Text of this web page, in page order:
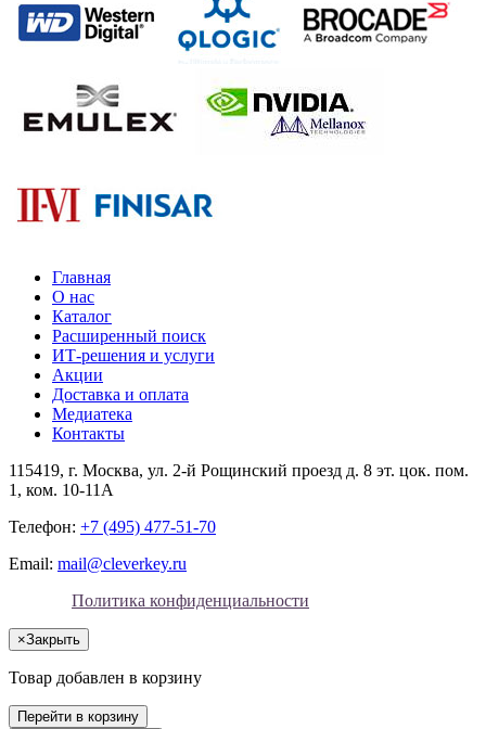
Главная
О нас
Каталог
Расширенный поиск
ИТ-решения и услуги
Акции
Доставка и оплата
Медиатека
Контакты
115419, г. Москва, ул. 2-й Рощинский проезд д. 8 эт. цок. пом.
1, ком. 10-11А
Телефон: +7 (495) 477-51-70
Email: mail@cleverkey.ru
Политика конфиденциальности
×Закрыть
Товар добавлен в корзину
Перейти в корзину